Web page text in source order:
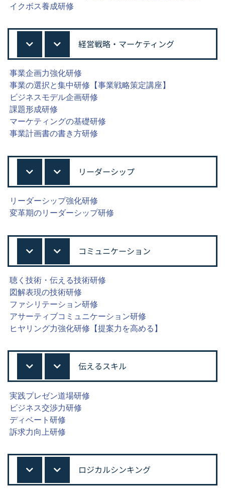
イクボス養成研修
経営戦略・マーケティング
事業企画力強化研修
事業の選択と集中研修【事業戦略策定講座】
ビジネスモデル企画研修
課題形成研修
マーケティングの基礎研修
事業計画書の書き方研修
リーダーシップ
リーダーシップ強化研修
変革期のリーダーシップ研修
コミュニケーション
聴く技術・伝える技術研修
図解表現の技術研修
ファシリテーション研修
アサーティブコミュニケーション研修
ヒヤリング力強化研修【提案力を高める】
伝えるスキル
実践プレゼン道場研修
ビジネス交渉力研修
ディベート研修
訴求力向上研修
ロジカルシンキング